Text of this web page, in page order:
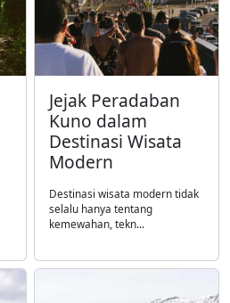
Jejak Peradaban
Kuno dalam
Destinasi Wisata
Modern
Destinasi wisata modern tidak
selalu hanya tentang
kemewahan, tekn...